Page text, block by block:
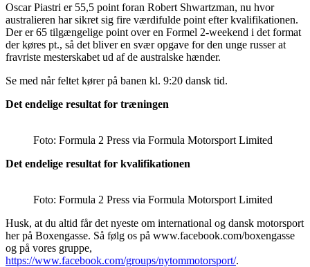
Oscar Piastri er 55,5 point foran Robert Shwartzman, nu hvor
australieren har sikret sig fire værdifulde point efter kvalifikationen.
Der er 65 tilgængelige point over en Formel 2-weekend i det format
der køres pt., så det bliver en svær opgave for den unge russer at
fravriste mesterskabet ud af de australske hænder.
Se med når feltet kører på banen kl. 9:20 dansk tid.
Det endelige resultat for træningen
Foto: Formula 2 Press via Formula Motorsport Limited
Det endelige resultat for kvalifikationen
Foto: Formula 2 Press via Formula Motorsport Limited
Husk, at du altid får det nyeste om international og dansk motorsport
her på Boxengasse. Så følg os på www.facebook.com/boxengasse
og på vores gruppe,
https://www.facebook.com/groups/nytommotorsport/.